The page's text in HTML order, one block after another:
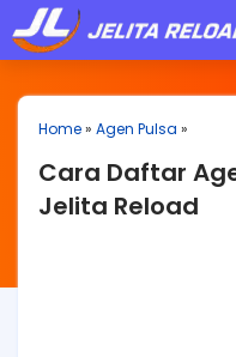
Home» Agen Pulsa »
Cara Daftar
Jelita Reload